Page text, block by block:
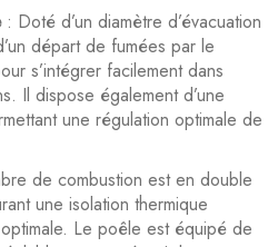
: Doté d’un diamètre d’évacuation
départ de fumées par le
s’intégrer facilement dans
Il dispose également d’une
une régulation optimale de
de combustion est en double
une isolation thermique
Le poêle est équipé de